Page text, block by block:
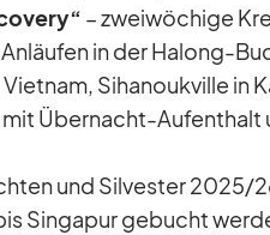
– zwei­wö­chige
in der Ha­long-
Viet­nam, Siha­nouk­ville in
Über­nacht-Auf­ent­halt
und Sil­ves­ter 2025/​
Sin­ga­pur ge­bucht